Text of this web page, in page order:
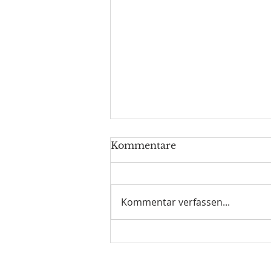
Kommentare
Kommentar verfassen...